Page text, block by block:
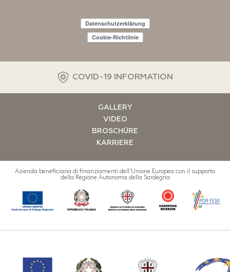
Datenschutzerklärung
Cookie-Richtlinie
COVID-19 INFORMATION
GALLERY
VIDEO
BROSCHÜRE
KARRIERE
Azienda beneficiaria di finanziamenti dell'Unione Europea con il supporto
della Regione Autonoma della Sardegna